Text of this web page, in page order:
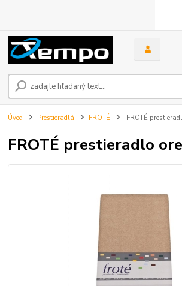
Úvod Prestieradlá FROTÉ FROTÉ
FROTÉ prestieradlo